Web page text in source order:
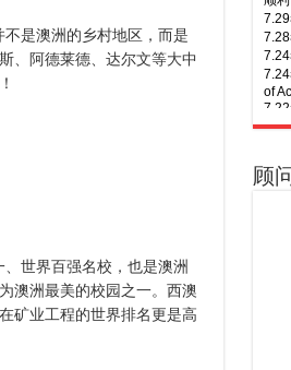
不是澳洲的乡村地区，而是
、阿德莱德、达尔文等大中
世界百强名校，也是澳洲
澳洲最美的校园之一。西澳
矿业工程的世界排名更是高
8.6
of
下
签！
顾